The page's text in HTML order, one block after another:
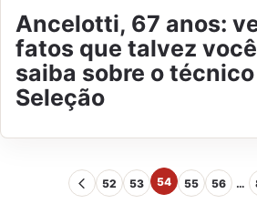
Ancelotti, 67 anos:
fatos que talvez
saiba sobre o técnico
Seleção
52 53 54 55 56 …